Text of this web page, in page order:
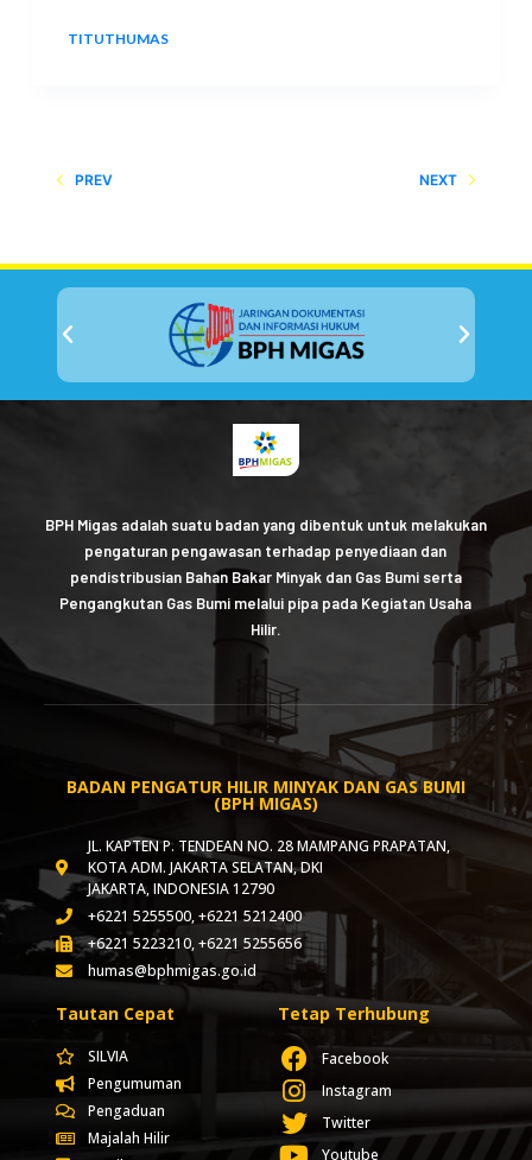
TITUTHUMAS
PREV NEXT
BPH Migas adalah suatu badan yang dibentuk untuk melakukan
pengaturan pengawasan terhadap penyediaan dan
pendistribusian Bahan Bakar Minyak dan Gas Bumi serta
Pengangkutan Gas Bumi melalui pipa pada Kegiatan Usaha
Hilir.
BADAN PENGATUR HILIR MINYAK DAN GAS BUMI
(BPH MIGAS)
JL. KAPTEN P. TENDEAN NO. 28 MAMPANG PRAPATAN,
KOTA ADM. JAKARTA SELATAN, DKI
JAKARTA, INDONESIA 12790
+6221 5255500, +6221 5212400
+6221 5223210, +6221 5255656
humas@bphmigas.go.id
Tautan Cepat
SILVIA
Pengumuman
Pengaduan
Majalah Hilir
Tetap Terhubung
Facebook
Instagram
Twitter
Youtube